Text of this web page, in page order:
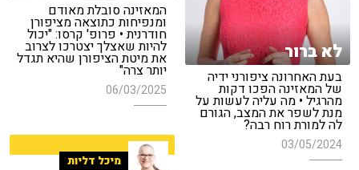
המאזינה סובלת מאודם
ומנפיחות כתוצאה מציפורן
חודרנית • פרופ' קרסו: "יכול
להיות שאצלך יצטרכו לצרוב
את מיטת הציפורן שהיא תגדל
יותר צרה"
06/03/2025
לא ברור
בעת האחרונה ציפורני ידיה
של המאזינה הפכו דקות
מהרגיל • מה עליה לעשות על
מנת לשפר את המצב, הגורם
לה למורת רוח רבה?
03/05/2024
מיכל דליות